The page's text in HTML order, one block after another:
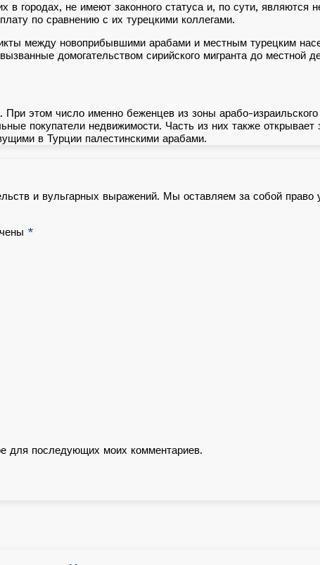
городах, не имеют законного статуса и, по сути, являются
по сравнению с их турецкими коллегами.
между новоприбывшими арабами и местным турецким
домогательством сирийского мигранта до местной
При этом число именно беженцев из зоны арабо-
покупатели недвижимости. Часть из них также
в Турции палестинскими арабами.
и вульгарных выражений. Мы оставляем за собой
*
для последующих моих комментариев.